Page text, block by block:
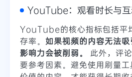
YouTube：观看时长与
YouTube的核心指标包括平
存率。 如果视频的内容无法
影响力会被削弱。
此外，评
要参考因素。避免使用刷量